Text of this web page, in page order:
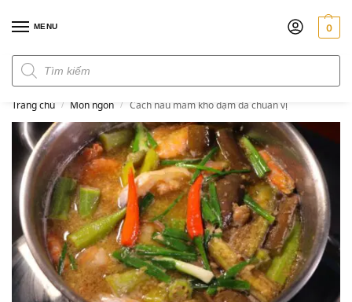
MENU 0
Trang chủ / Món ngon / Cách nấu mắm kho đậm đà chuẩn vị